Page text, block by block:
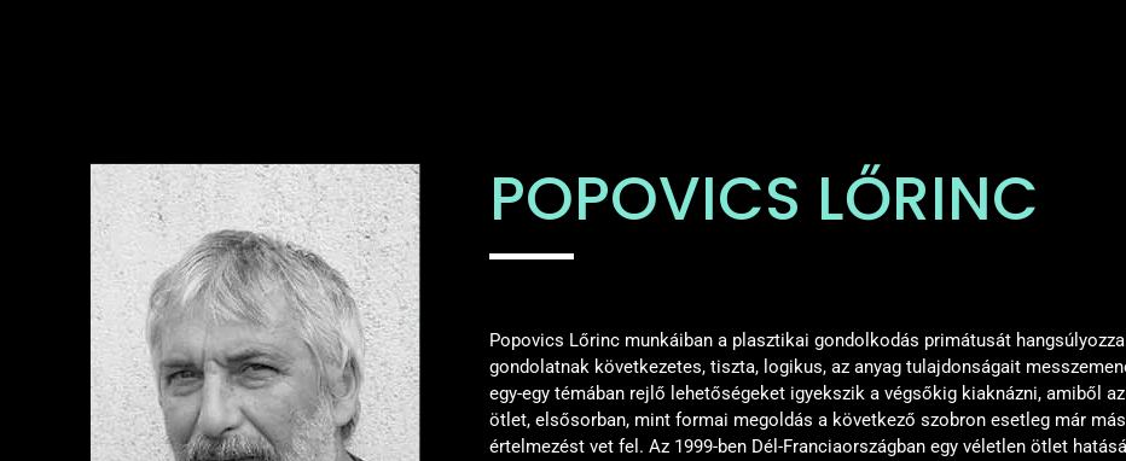
POPOVICS LŐRINC
Popovics Lőrinc munkáiban a plasztikai gondolkodás primátusát
gondolatnak következetes, tiszta, logikus, az anyag tulajdonságait
egy-egy témában rejlő lehetőségeket igyekszik a végsőkig kiaknázni, amiből
ötlet, elsősorban, mint formai megoldás a következő szobron esetleg már
értelmezést vet fel. Az 1999-ben Dél-Franciaországban egy véletlen ötlet